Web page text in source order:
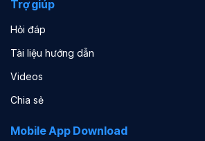
Trợ giúp
Hỏi đáp
Tài liệu hướng dẫn
Videos
Chia sẻ
Mobile App Download